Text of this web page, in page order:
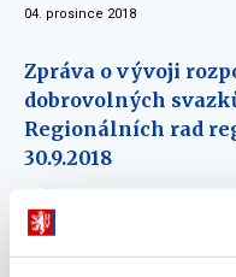
04. prosince 2018
Zpráva o vývoji
dobrovolných
Regionálních rad
30.9.2018
Zpráva o vývoji